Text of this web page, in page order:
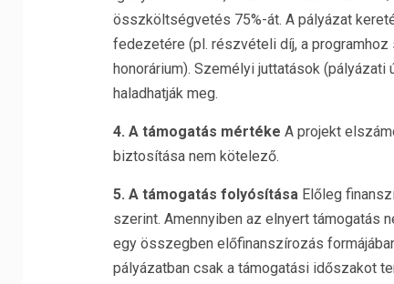
összköltségvetés 75%-át. A pályázat
fedezetére (pl. részvételi díj, a
honorárium). Személyi juttatások
haladhatják meg.
4. A támogatás mértéke A projekt
biztosítása nem kötelező.
5. A támogatás folyósításaElőleg
szerint. Amennyiben az elnyert támogatás
egy összegben előfinanszírozás
pályázatban csak a támogatási időszakot